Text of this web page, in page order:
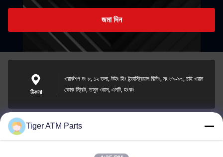
জমা দিন
ঠিকানা
ওয়ার্কশপ নং ৮, ১২ তলা, উইং হিং ইন্ডাস্ট্রিয়াল বিল্ডিং, নং ৮৯-৯৩, চাই ওয়ান
কোক স্ট্রিট, তসুন ওয়ান, এনটি, হংকং
sales@atmpart.com.cn
Tiger ATM Parts